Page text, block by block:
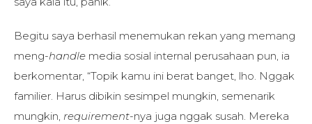
Begitu saya berhasil menemukan rekan yang memang
meng-handle media sosial internal perusahaan pun, ia
berkomentar, “Topik kamu ini berat banget, lho. Nggak
familier. Harus dibikin sesimpel mungkin, semenarik
mungkin, requirement-nya juga nggak susah. Mereka